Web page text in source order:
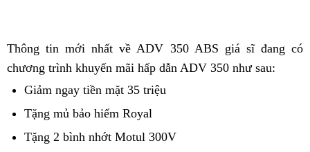
Thông tin mới nhất về ADV 350 ABS giá sĩ đang có
chương trình khuyến mãi hấp dẫn ADV 350 như sau:
Giảm ngay tiền mặt 35 triệu
Tặng mủ bảo hiểm Royal
giả
Tặng 2 bình nhớt Motul 300V